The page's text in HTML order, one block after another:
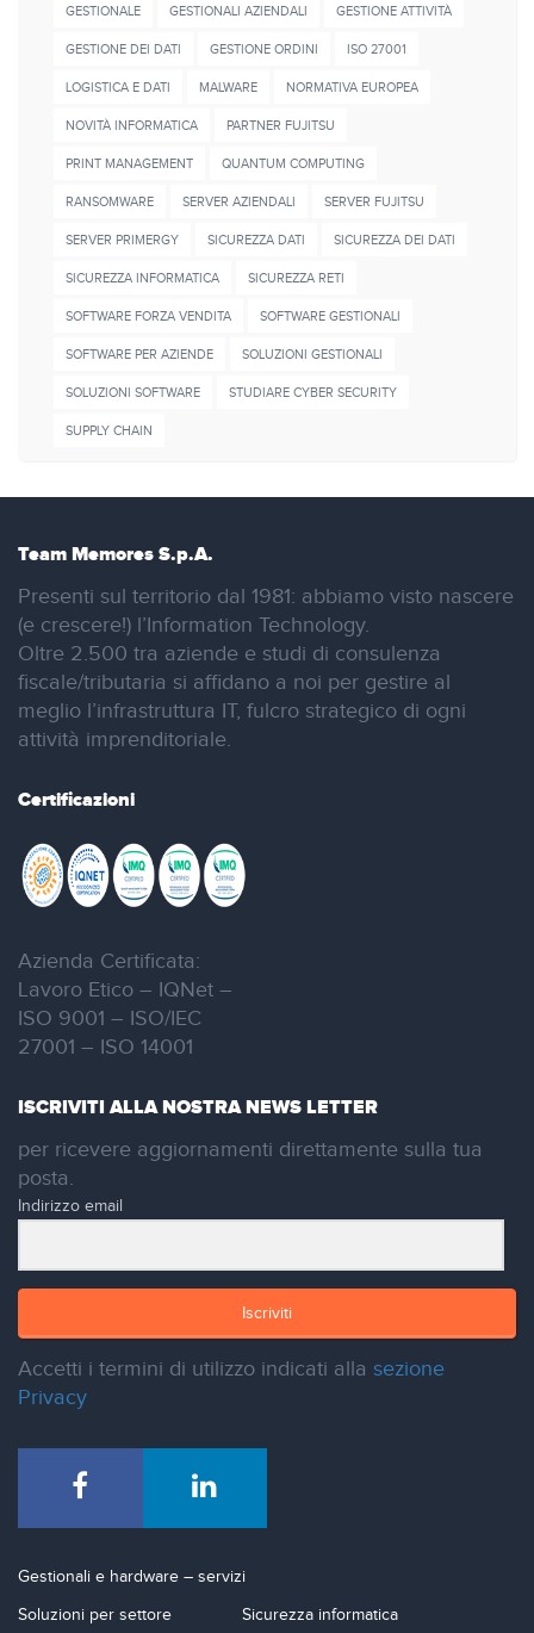
GESTIONALE GESTIONALI AZIENDALI GESTIONE ATTIVITÀ
GESTIONE DEI DATI GESTIONE ORDINI ISO 27001
LOGISTICA E DATI MALWARE NORMATIVA EUROPEA
NOVITÀ INFORMATICA PARTNER FUJITSU
PRINT MANAGEMENT QUANTUM COMPUTING
RANSOMWARE SERVER AZIENDALI SERVER FUJITSU
SERVER PRIMERGY SICUREZZA DATI SICUREZZA DEI DATI
SICUREZZA INFORMATICA SICUREZZA RETI
SOFTWARE FORZA VENDITA SOFTWARE GESTIONALI
SOFTWARE PER AZIENDE SOLUZIONI GESTIONALI
SOLUZIONI SOFTWARE STUDIARE CYBER SECURITY
SUPPLY CHAIN
Team Memores S.p.A.
Presenti sul territorio dal 1981: abbiamo visto nascere
(e crescere!) l’Information Technology.
Oltre 2.500 tra aziende e studi di consulenza
fiscale/tributaria si affidano a noi per gestire al
meglio l’infrastruttura IT, fulcro strategico di ogni
attività imprenditoriale.
Certificazioni
Azienda Certificata:
Lavoro Etico – IQNet –
ISO 9001 – ISO/IEC
27001 – ISO 14001
ISCRIVITI ALLA NOSTRA NEWS LETTER
per ricevere aggiornamenti direttamente sulla tua
posta.
Indirizzo email
Iscriviti
Accetti i termini di utilizzo indicati alla sezione
Privacy
Gestionali e hardware – servizi
Soluzioni per settore
Sicurezza informatica